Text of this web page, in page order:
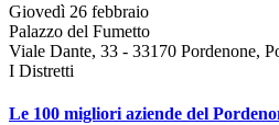
Giovedì 26 febbraio
Palazzo del Fumetto
Viale Dante, 33 - 33170 Pordenone,
I Distretti
Le 100 migliori aziende del